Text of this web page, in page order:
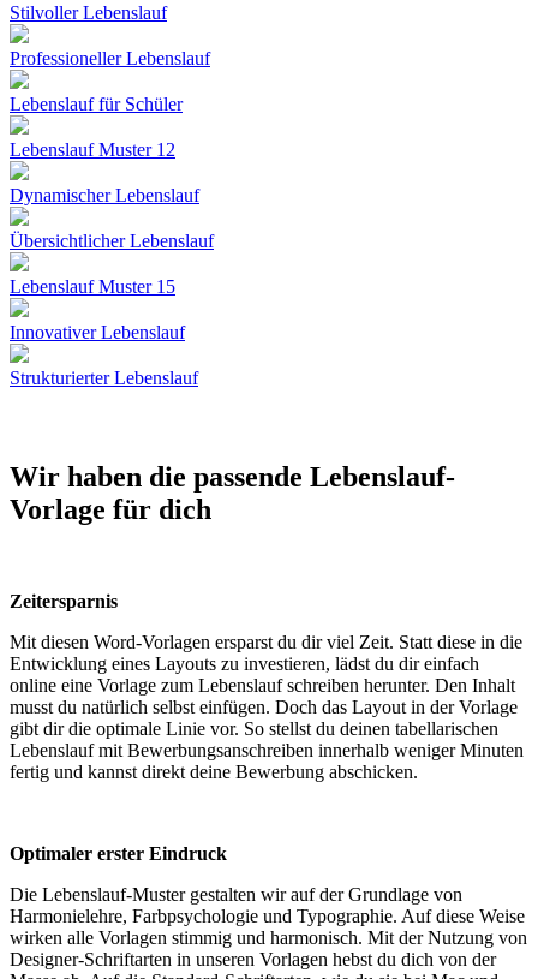
Stilvoller Lebenslauf
Professioneller Lebenslauf
Lebenslauf für Schüler
Lebenslauf Muster 12
Dynamischer Lebenslauf
Übersichtlicher Lebenslauf
Lebenslauf Muster 15
Innovativer Lebenslauf
Strukturierter Lebenslauf
Wir haben die passende Lebenslauf-
Vorlage für dich
Zeitersparnis
Mit diesen Word-Vorlagen ersparst du dir viel Zeit. Statt diese in die
Entwicklung eines Layouts zu investieren, lädst du dir einfach
online eine Vorlage zum Lebenslauf schreiben herunter. Den Inhalt
musst du natürlich selbst einfügen. Doch das Layout in der Vorlage
gibt dir die optimale Linie vor. So stellst du deinen tabellarischen
Lebenslauf mit Bewerbungsanschreiben innerhalb weniger Minuten
fertig und kannst direkt deine Bewerbung abschicken.
Optimaler erster Eindruck
Die Lebenslauf-Muster gestalten wir auf der Grundlage von
Harmonielehre, Farbpsychologie und Typographie. Auf diese Weise
wirken alle Vorlagen stimmig und harmonisch. Mit der Nutzung von
Designer-Schriftarten in unseren Vorlagen hebst du dich von der